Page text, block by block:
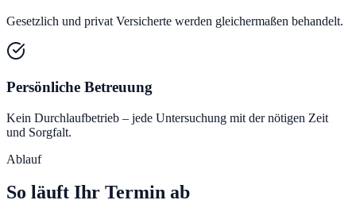
Gesetzlich und privat Versicherte werden gleichermaßen behandelt.
Persönliche Betreuung
Kein Durchlaufbetrieb – jede Untersuchung mit der nötigen Zeit
und Sorgfalt.
Ablauf
So läuft Ihr Termin ab